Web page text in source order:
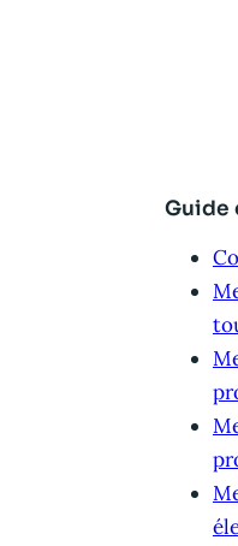
Guide